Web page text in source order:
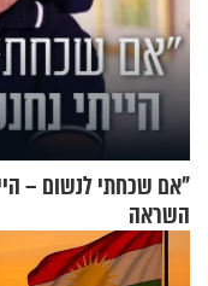
"אם שכחתי לנשום –
השראה